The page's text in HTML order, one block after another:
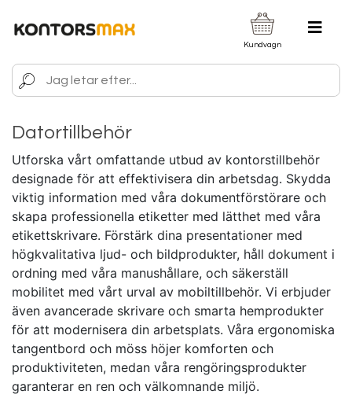
Kundvagn
Datortillbehör
Utforska vårt omfattande utbud av kontorstillbehör
designade för att effektivisera din arbetsdag. Skydda
viktig information med våra dokumentförstörare och
skapa professionella etiketter med lätthet med våra
etikettskrivare. Förstärk dina presentationer med
högkvalitativa ljud- och bildprodukter, håll dokument i
ordning med våra manushållare, och säkerställ
mobilitet med vårt urval av mobiltillbehör. Vi erbjuder
även avancerade skrivare och smarta hemprodukter
för att modernisera din arbetsplats. Våra ergonomiska
tangentbord och möss höjer komforten och
produktiviteten, medan våra rengöringsprodukter
garanterar en ren och välkomnande miljö.